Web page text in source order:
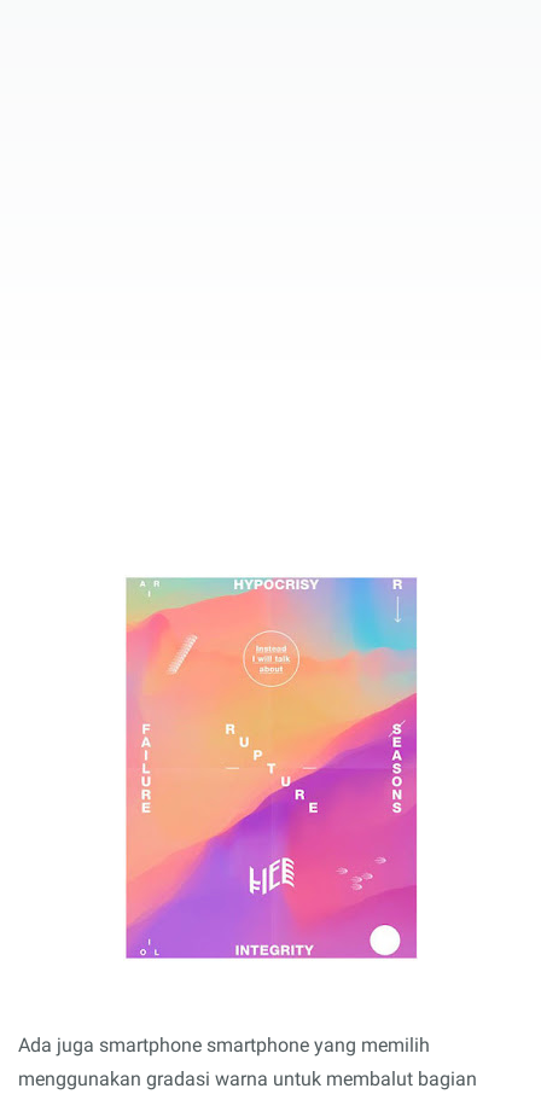
Ada juga smartphone smartphone yang memilih
menggunakan gradasi warna untuk membalut bagian